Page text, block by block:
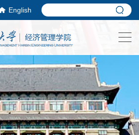
English